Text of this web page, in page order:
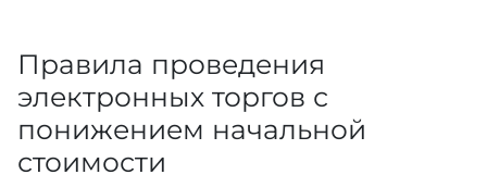
Правила проведения
электронных торгов с
понижением начальной
стоимости